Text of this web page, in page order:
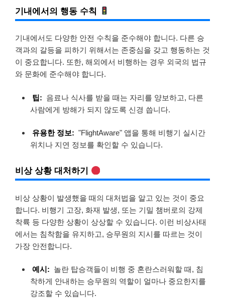
기내에서의 행동 수칙
기내에서도 다양한 안전 수칙을 준수해야 합니다. 다른 승
객과의 갈등을 피하기 위해서는 존중심을 갖고 행동하는 것
이 중요합니다. 또한, 해외에서 비행하는 경우 외국의 법규
와 문화에 준수해야 합니다.
팁: 음료나 식사를 받을 때는 자리를 양보하고, 다른
사람에게 방해가 되지 않도록 신경 씁니다.
유용한 정보: "FlightAware" 앱을 통해 비행기 실시간
위치나 지연 정보를 확인할 수 있습니다.
비상 상황 대처하기
비상 상황이 발생했을 때의 대처법을 알고 있는 것이 중요
합니다. 비행기 고장, 화재 발생, 또는 기밀 챔버로의 강제
착륙 등 다양한 상황이 상상할 수 있습니다. 이런 비상사태
에서는 침착함을 유지하고, 승무원의 지시를 따르는 것이
가장 안전합니다.
예시: 놀란 탑승객들이 비행 중 혼란스러워할 때, 침
착하게 안내하는 승무원의 역할이 얼마나 중요한지를
강조할 수 있습니다.